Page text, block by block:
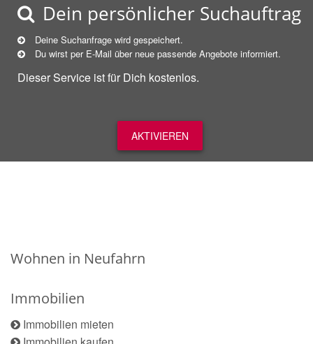
Dein persönlicher Suchauftrag
Deine Suchanfrage wird gespeichert.
Du wirst per E-Mail über neue passende Angebote informiert.
Dieser Service ist für Dich kostenlos.
AKTIVIEREN
Wohnen in Neufahrn
Immobilien
Immobilien mieten